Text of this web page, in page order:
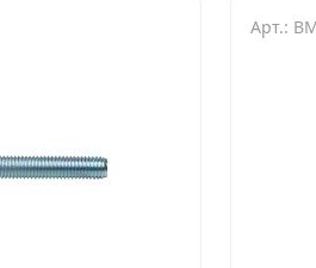
Арт.: